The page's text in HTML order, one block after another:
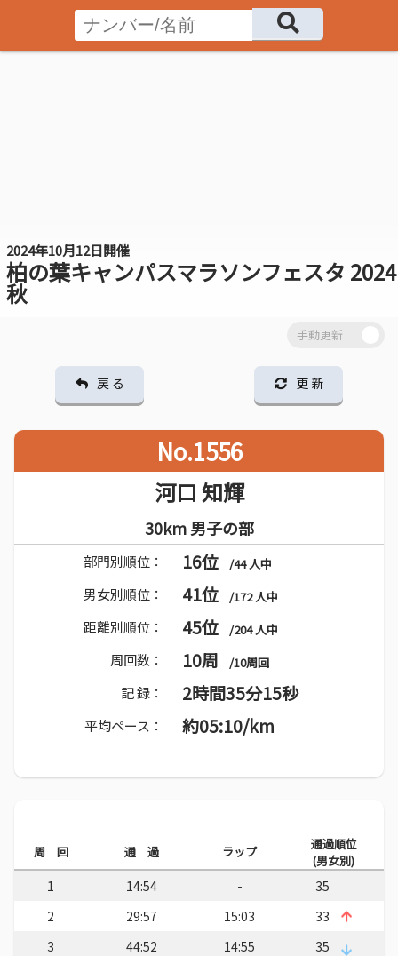
2024年10月12日開催
柏の葉キャンパスマラソンフェスタ 2024
秋
戻 る 更 新
No.1556
河口 知輝
30km 男子の部
部門別順位： 16位 /44 人中
男女別順位： 41位 /172 人中
距離別順位： 45位 /204 人中
周回数： 10周 /10周回
記 録： 2時間35分15秒
平均ペース： 約05:10/km
周 回 通 過 ラップ
通過順位
(男女別)
1 14:54 -
35
2
29:57 15:03
33
3
44:52 14:55
35